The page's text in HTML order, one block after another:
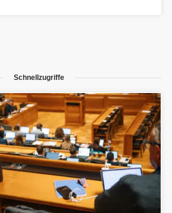
Schnellzugriffe